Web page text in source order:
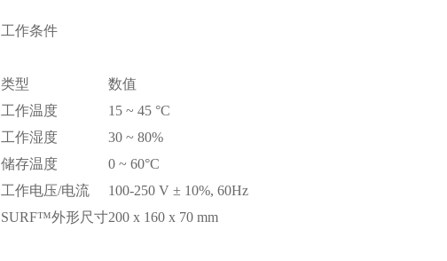
工作条件
类型
数值
工作温度
15 ~ 45 °C
工作湿度
30 ~ 80%
储存温度
0 ~ 60°C
工作电压/电流
100-250 V ± 10%, 60Hz
SURF™外形尺寸200 x 160 x 70 mm